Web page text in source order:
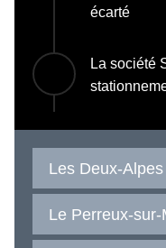
écarté
La société
Les Deux-Alpes
Le Perreux-sur-